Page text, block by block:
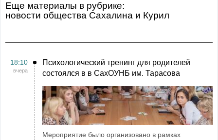
Еще материалы в рубрике:
Новости общества Сахалина и Курил
18:10
вчера
Психологический тренинг для родителей
состоялся в в СахОУНБ им. Тарасова
Мероприятие было организовано в рамках